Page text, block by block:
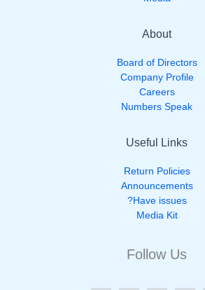
About
Board of Directors
Company Profile
Careers
Numbers Speak
Useful Links
Return Policies
Announcements
Have issues?
Media Kit
Follow Us